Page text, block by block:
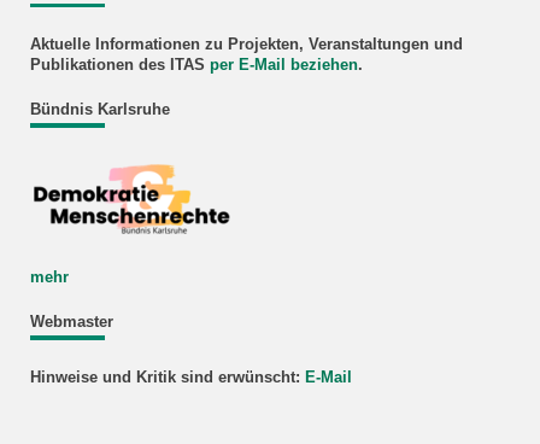
Aktuelle Informationen zu Projekten, Veranstaltungen und
Publikationen des ITAS per E-Mail beziehen.
Bündnis Karlsruhe
mehr
Webmaster
Hinweise und Kritik sind erwünscht: E-Mail